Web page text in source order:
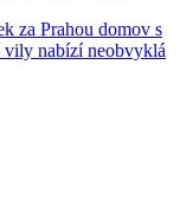
za Prahou domov s
vily nabízí neobvyklá